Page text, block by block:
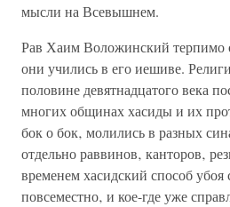
мысли на Всевышнем.
Рав Хаим Воложинский терпимо
они учились в его иешиве.
половине девятнадцатого века
многих общинах хасиды и их
бок о бок‚ молились в разных
отдельно раввинов‚ канторов‚
временем хасидский способ убоя
повсеместно‚ и кое-где уже